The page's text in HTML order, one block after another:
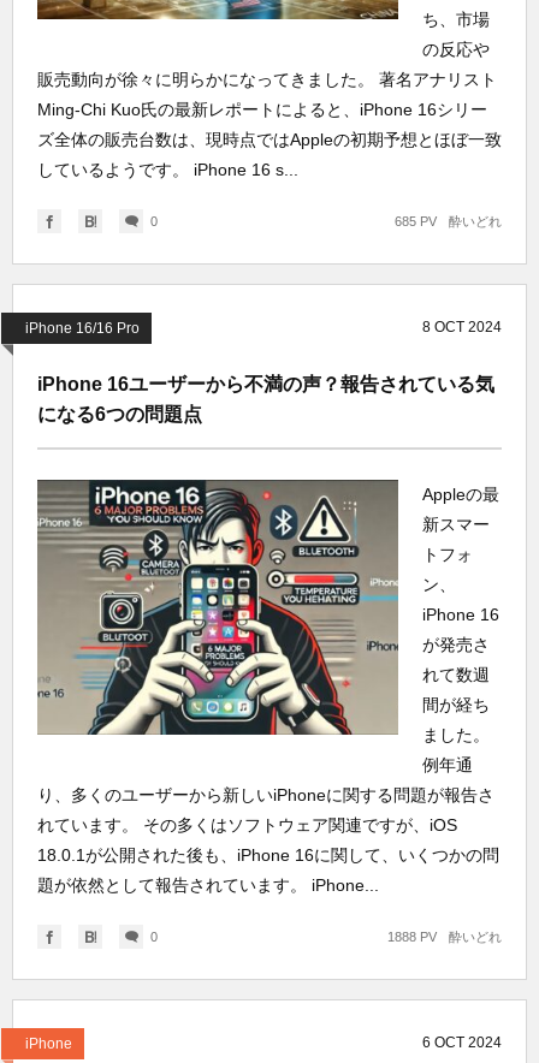
ち、市場
の反応や
販売動向が徐々に明らかになってきました。 著名アナリスト
Ming-Chi Kuo氏の最新レポートによると、iPhone 16シリー
ズ全体の販売台数は、現時点ではAppleの初期予想とほぼ一致
しているようです。 iPhone 16 s...
0 酔いどれ
685 PV
iPhone 16/16 Pro 8 OCT 2024
iPhone 16ユーザーから不満の声？報告されている気
になる6つの問題点
Appleの最
新スマー
トフォ
ン、
iPhone 16
が発売さ
れて数週
間が経ち
ました。
例年通
り、多くのユーザーから新しいiPhoneに関する問題が報告さ
れています。 その多くはソフトウェア関連ですが、iOS
18.0.1が公開された後も、iPhone 16に関して、いくつかの問
題が依然として報告されています。 iPhone...
0 酔いどれ
1888 PV
iPhone 6 OCT 2024